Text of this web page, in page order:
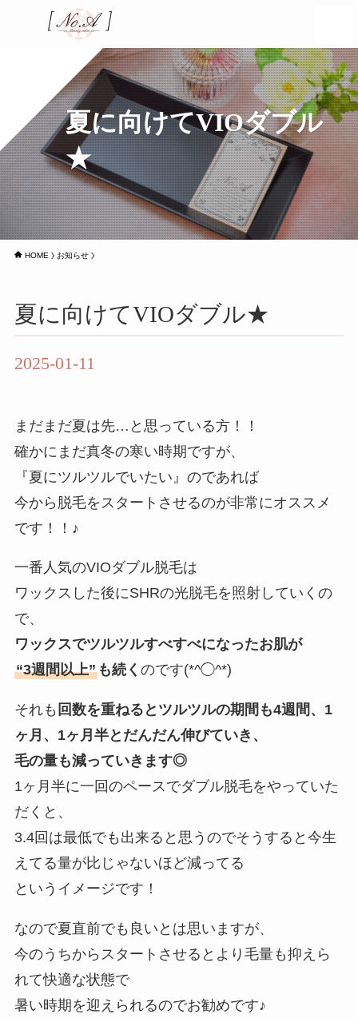
夏に向けてVIOダブル
★
HOME お知らせ
夏に向けてVIOダブル★
2025-01-11
まだまだ夏は先…と思っている方！！
確かにまだ真冬の寒い時期ですが、
『夏にツルツルでいたい』のであれば
今から脱毛をスタートさせるのが非常にオススメ
です！！♪
一番人気のVIOダブル脱毛は
ワックスした後にSHRの光脱毛を照射していくの
で、
ワックスでツルツルすべすべになったお肌が
“3週間以上”も続く のです(*^◯^*)
それも 回数を重ねるとツルツルの期間も4週間、1
ヶ月、1ヶ月半とだんだん伸びていき、
毛の量も減っていきます◎
1ヶ月半に一回のペースでダブル脱毛をやっていた
だくと、
3.4回は最低でも出来ると思うのでそうすると今生
えてる量が比じゃないほど減ってる
というイメージです！
なので夏直前でも良いとは思いますが、
今のうちからスタートさせるとより毛量も抑えら
れて快適な状態で
暑い時期を迎えられるのでお勧めです♪